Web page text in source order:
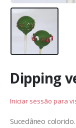
Dipping
Iniciar sessão para
Sucedâneo